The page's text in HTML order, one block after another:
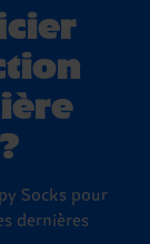
Socks pour
dernières